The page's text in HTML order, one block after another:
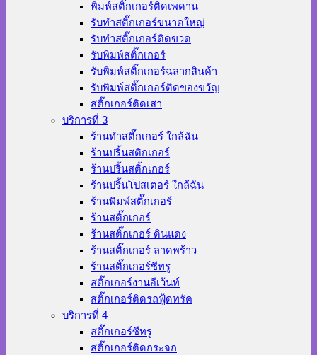
พิมพ์สติ๊กเกอร์ติดเพดาน
รับทำสติ๊กเกอร์ขนาดใหญ่
รับทำสติ๊กเกอร์ติดขวด
รับพิมพ์สติ๊กเกอร์
รับพิมพ์สติ๊กเกอร์ฉลากสินค้า
รับพิมพ์สติ๊กเกอร์ติดของขวัญ
สติ๊กเกอร์ติดเสา
บริการที่ 3
ร้านทําสติ๊กเกอร์ ใกล้ฉัน
ร้านปริ้นสติกเกอร์
ร้านปริ้นสติ้กเกอร์
ร้านปริ้นโปสเตอร์ ใกล้ฉัน
ร้านพิมพ์สติ๊กเกอร์
ร้านสติ๊กเกอร์
ร้านสติ๊กเกอร์ ดินแดง
ร้านสติ๊กเกอร์ ลาดพร้าว
ร้านสติ๊กเกอร์ซีทรู
สติ๊กเกอร์งานอีเว้นท์
สติ๊กเกอร์ติดรถฟู้ดทรัค
บริการที่ 4
สติ๊กเกอร์ซีทรู
สติ๊กเกอร์ติดกระจก